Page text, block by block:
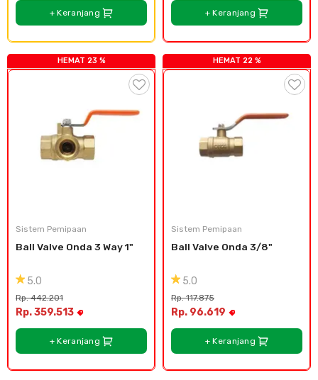
+ Keranjang + Keranjang
HEMAT 23 %
Sistem Pemipaan
Ball Valve Onda 3 Way 1"
5.0
Rp. 442.201
Rp. 359.513
+ Keranjang
HEMAT 22 %
Sistem Pemipaan
Ball Valve Onda 3/8"
5.0
Rp. 117.875
Rp. 96.619
+ Keranjang